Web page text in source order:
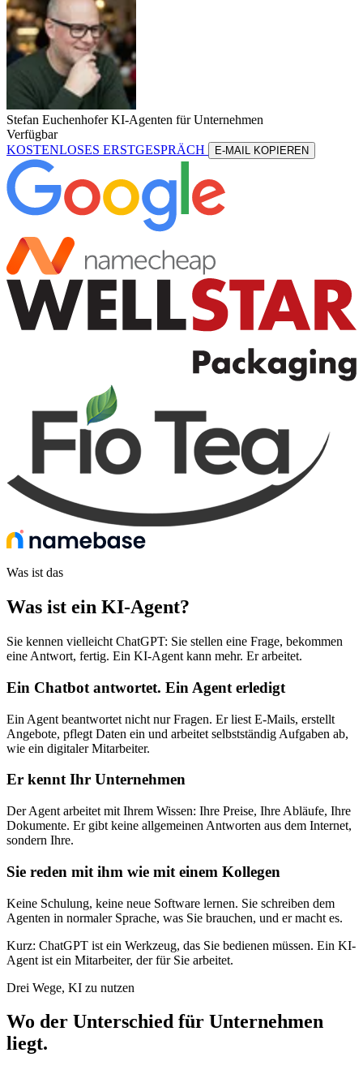
Stefan Euchenhofer KI-Agenten für Unternehmen
Verfügbar
KOSTENLOSES ERSTGESPRÄCH
KOSTENLOSES ERSTGESPRÄCH
E-MAIL KOPIEREN
Was ist das
Was ist ein KI-Agent?
Sie kennen vielleicht ChatGPT: Sie stellen eine Frage, bekommen
eine Antwort, fertig. Ein KI-Agent kann mehr. Er arbeitet.
Ein Chatbot antwortet. Ein Agent erledigt
Ein Agent beantwortet nicht nur Fragen. Er liest E-Mails, erstellt
Angebote, pflegt Daten ein und arbeitet selbstständig Aufgaben ab,
wie ein digitaler Mitarbeiter.
Er kennt Ihr Unternehmen
Der Agent arbeitet mit Ihrem Wissen: Ihre Preise, Ihre Abläufe, Ihre
Dokumente. Er gibt keine allgemeinen Antworten aus dem Internet,
sondern Ihre.
Sie reden mit ihm wie mit einem Kollegen
Keine Schulung, keine neue Software lernen. Sie schreiben dem
Agenten in normaler Sprache, was Sie brauchen, und er macht es.
Kurz: ChatGPT ist ein Werkzeug, das Sie bedienen müssen. Ein KI-
Agent ist ein Mitarbeiter, der für Sie arbeitet.
Drei Wege, KI zu nutzen
Wo der Unterschied für Unternehmen
liegt.